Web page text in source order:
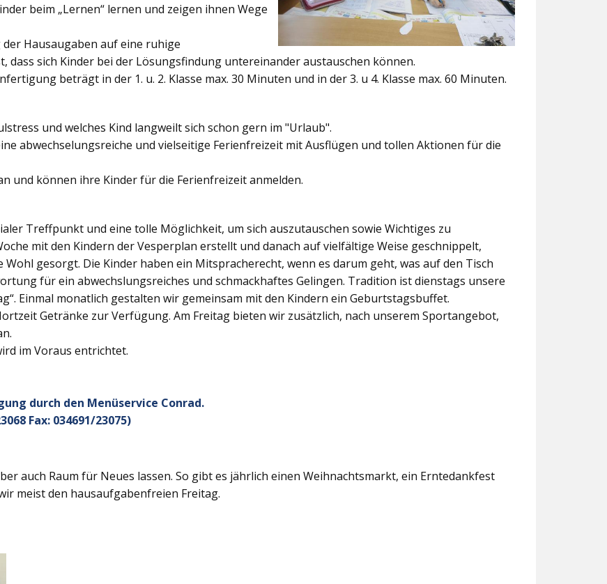
beim „Lernen“ lernen und zeigen ihnen Wege
Hausaugaben auf eine ruhige
dass sich Kinder bei der Lösungsfindung untereinander austauschen können.
beträgt in der 1. u. 2. Klasse max. 30 Minuten und in der 3. u 4. Klasse max. 60 Minuten.
und welches Kind langweilt sich schon gern im "Urlaub".
abwechselungsreiche und vielseitige Ferienfreizeit mit Ausflügen und tollen Aktionen für die
und können ihre Kinder für die Ferienfreizeit anmelden.
Treffpunkt und eine tolle Möglichkeit, um sich auszutauschen sowie Wichtiges zu
mit den Kindern der Vesperplan erstellt und danach auf vielfältige Weise geschnippelt,
gesorgt. Die Kinder haben ein Mitspracherecht, wenn es darum geht, was auf den Tisch
für ein abwechslungsreiches und schmackhaftes Gelingen. Tradition ist dienstags unsere
Einmal monatlich gestalten wir gemeinsam mit den Kindern ein Geburtstagsbuffet.
Getränke zur Verfügung. Am Freitag bieten wir zusätzlich, nach unserem Sportangebot,
im Voraus entrichtet.
durch den Menüservice Conrad.
Fax: 034691/23075)
auch Raum für Neues lassen. So gibt es jährlich einen Weihnachtsmarkt, ein Erntedankfest
meist den hausaufgabenfreien Freitag.